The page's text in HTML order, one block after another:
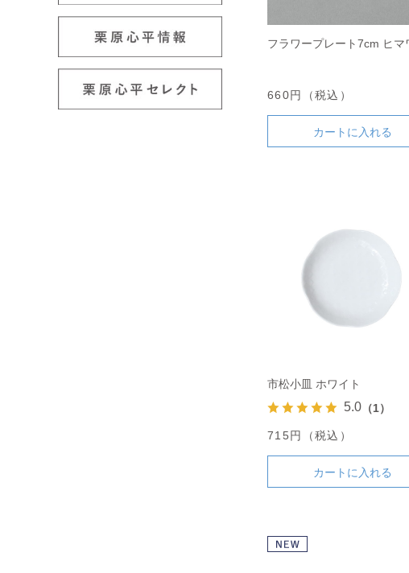
フラワープレート7cm ヒマ
660円（税込）
カートに入れる
市松小皿 ホワイト
5.0 （1）
715円（税込）
カートに入れる